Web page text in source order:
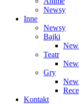
Newsy
Inne
Newsy
Bajki
Teatr
Gry
Kontakt